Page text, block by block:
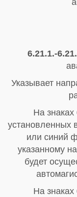
6.21.1.-
Указывает
На знаках
установленных
или синий
указанному
будет
На знаках